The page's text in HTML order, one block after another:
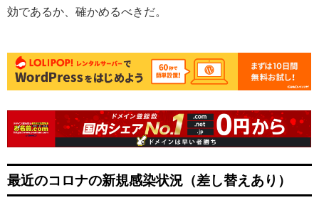
効であるか、確かめるべきだ。
最近のコロナの新規感染状況（差し替えあり）